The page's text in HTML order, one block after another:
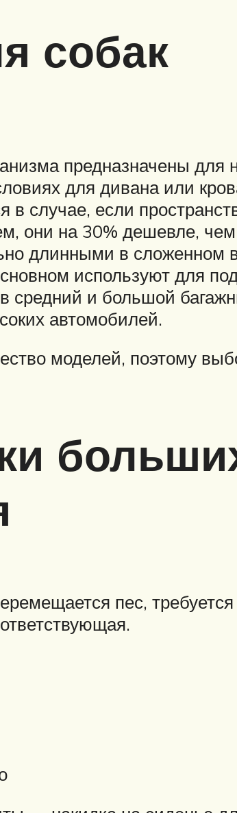
собак
предназначены для
для дивана или
случае, если
они на 30% дешевле,
длинными в сложенном
используют для
и большой
автомобилей.
моделей, поэтому
пес,